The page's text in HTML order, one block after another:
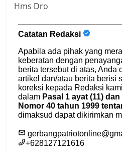
Hms Dro